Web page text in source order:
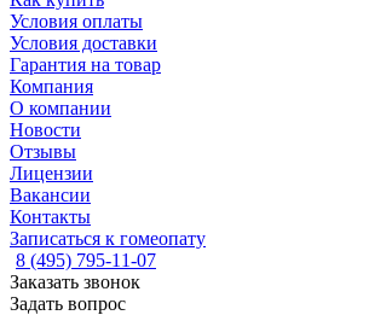
Условия оплаты
Условия доставки
Гарантия на товар
Компания
О компании
Новости
Отзывы
Лицензии
Вакансии
Контакты
Записаться к гомеопату
8 (495) 795-11-07
Заказать звонок
Задать вопрос